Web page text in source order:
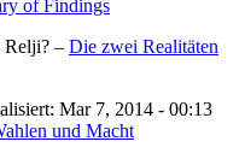
of Findings
– Die zwei Realitäten
Mar 7, 2014 - 00:13
und Macht